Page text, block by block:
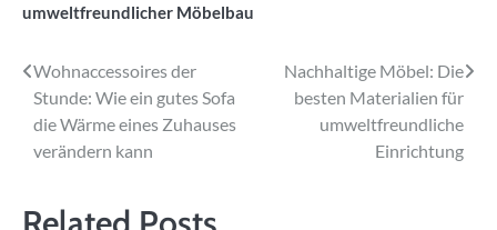
umweltfreundlicher Möbelbau
Beitragsnavigation
Wohnaccessoires der
Stunde: Wie ein gutes Sofa
die Wärme eines Zuhauses
verändern kann
Nachhaltige Möbel: Die
besten Materialien für
umweltfreundliche
Einrichtung